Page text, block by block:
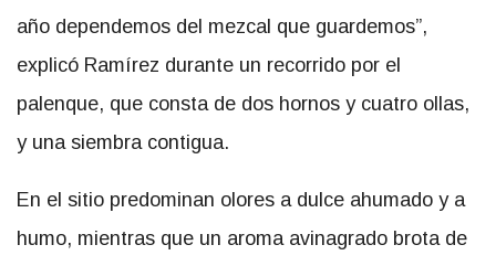
año dependemos del mezcal que guardemos”,
explicó Ramírez durante un recorrido por el
palenque, que consta de dos hornos y cuatro ollas,
y una siembra contigua.
En el sitio predominan olores a dulce ahumado y a
humo, mientras que un aroma avinagrado brota de